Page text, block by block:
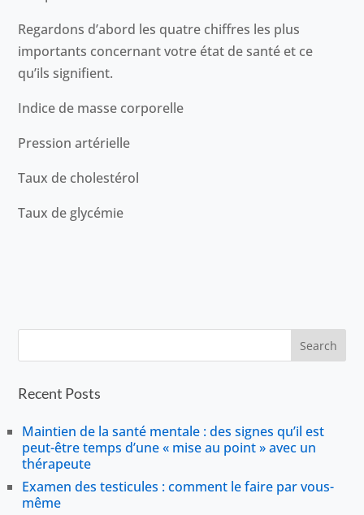
Regardons d’abord les quatre chiffres les plus
importants concernant votre état de santé et ce
qu’ils signifient.
Indice de masse corporelle
Pression artérielle
Taux de cholestérol
Taux de glycémie
Recent Posts
Maintien de la santé mentale : des signes qu’il est
peut-être temps d’une « mise au point » avec un
thérapeute
Examen des testicules : comment le faire par vous-
même